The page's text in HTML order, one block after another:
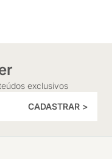
exclusivos
CADASTRAR >